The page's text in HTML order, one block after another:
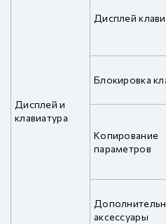
Дисплей и
клавиатура
Дисплей
Блокировка
Копирование
параметров
аксессуары